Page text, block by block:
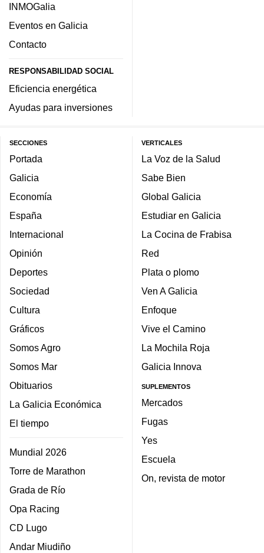
INMOGalia
Eventos en Galicia
Contacto
RESPONSABILIDAD SOCIAL
Eficiencia energética
Ayudas para inversiones
SECCIONES
Portada
Galicia
Economía
España
Internacional
Opinión
Deportes
Sociedad
Cultura
Gráficos
Somos Agro
Somos Mar
Obituarios
La Galicia Económica
El tiempo
Mundial 2026
Torre de Marathon
Grada de Río
Opa Racing
CD Lugo
Andar Miudiño
VERTICALES
La Voz de la Salud
Sabe Bien
Global Galicia
Estudiar en Galicia
La Cocina de Frabisa
Red
Plata o plomo
Ven A Galicia
Enfoque
Vive el Camino
La Mochila Roja
Galicia Innova
SUPLEMENTOS
Mercados
Fugas
Yes
Escuela
On, revista de motor